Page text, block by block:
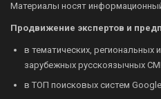
Материалы носят
Продвижение экспертов и
в тематических, региональных
зарубежных русскоязычных
в ТОП поисковых систем